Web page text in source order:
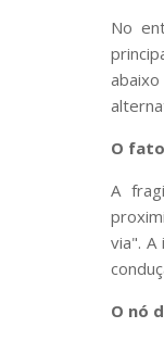
No
O
A
via".
O nó